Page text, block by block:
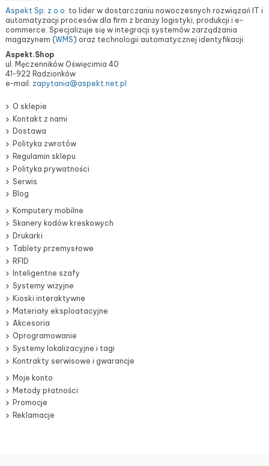
Aspekt Sp. z o.o. to lider w dostarczaniu nowoczesnych rozwiązań IT i
automatyzacji procesów dla firm z branży logistyki, produkcji i e-
commerce. Specjalizuje się w integracji systemów zarządzania
magazynem (WMS) oraz technologii automatycznej identyfikacji.
Aspekt.Shop
ul. Męczenników Oświęcimia 40
41-922 Radzionków
e-mail: zapytania@aspekt.net.pl
O sklepie
Kontakt z nami
Dostawa
Polityka zwrotów
Regulamin sklepu
Polityka prywatności
Serwis
Blog
Komputery mobilne
Skanery kodów kreskowych
Drukarki
Tablety przemysłowe
RFID
Inteligentne szafy
Systemy wizyjne
Kioski interaktywne
Materiały eksploatacyjne
Akcesoria
Oprogramowanie
Systemy lokalizacyjne i tagi
Kontrakty serwisowe i gwarancje
Moje konto
Metody płatności
Promocje
Reklamacje